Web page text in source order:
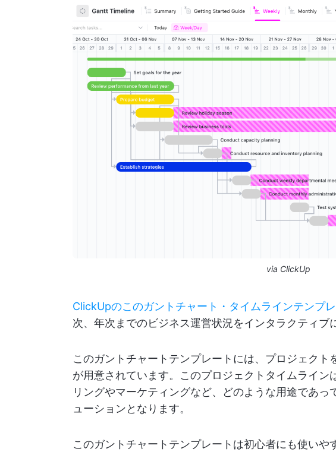
via ClickUp
ClickUpのこのガントチャート・タイムラインテンプ
次、年次までのビジネス運営状況をインタラクティブ
このガントチャートテンプレートには、プロジェクト
が用意されています。このプロジェクトタイムライン
リングやマーケティングなど、どのような用途であっ
ューションとなります。
このガントチャートテンプレートは初心者にも使いや